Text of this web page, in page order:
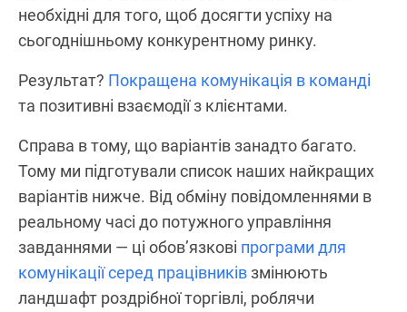
необхідні для того, щоб досягти успіху на
сьогоднішньому конкурентному ринку.
Результат? Покращена комунікація в команді
та позитивні взаємодії з клієнтами.
Справа в тому, що варіантів занадто багато.
Тому ми підготували список наших найкращих
варіантів нижче. Від обміну повідомленнями в
реальному часі до потужного управління
завданнями — ці обов’язкові програми для
комунікації серед працівниківзмінюють
ландшафт роздрібної торгівлі, роблячи